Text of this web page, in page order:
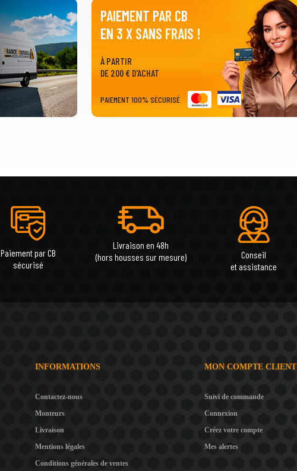
PAIEMENT PAR CB
EN 3 X SANS FRAIS !
À PARTIR
DE 200 € D'ACHAT
PAIEMENT 100% SÉCURISÉ
Paiement par CB
sécurisé
Livraison en 48h
(hors housses sur mesure)
Conseil
et assistance
INFORMATIONS
Contactez-nous
Monteurs
Livraison
Mentions légales
Conditions générales de ventes
MON COMPTE CLIENT
Suivi de commande
Connexion
Créez votre compte
Mes alertes